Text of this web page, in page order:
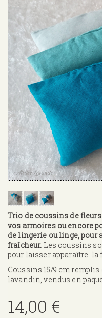
Trio de coussins de
vos armoires ou encore
de lingerie ou linge, pour
fraîcheur. Les coussins
pour laisser apparaître la
Coussins 15/9 cm
lavandin, vendus en
14,00 €